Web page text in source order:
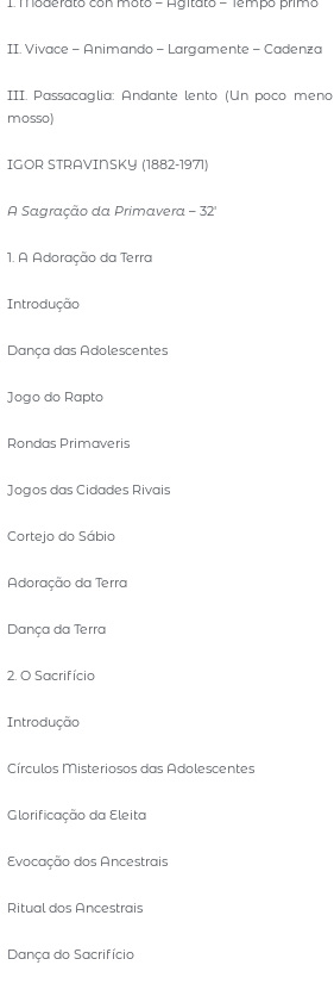
II. Vivace – Animando – Largamente – Cadenza
III. Passacaglia: Andante lento (Un poco meno
mosso)
IGOR STRAVINSKY (1882-1971)
A Sagração da Primavera – 32′
1. A Adoração da Terra
Introdução
Dança das Adolescentes
Jogo do Rapto
Rondas Primaveris
Jogos das Cidades Rivais
Cortejo do Sábio
Adoração da Terra
Dança da Terra
2. O Sacrifício
Introdução
Círculos Misteriosos das Adolescentes
Glorificação da Eleita
Evocação dos Ancestrais
Ritual dos Ancestrais
Dança do Sacrifício